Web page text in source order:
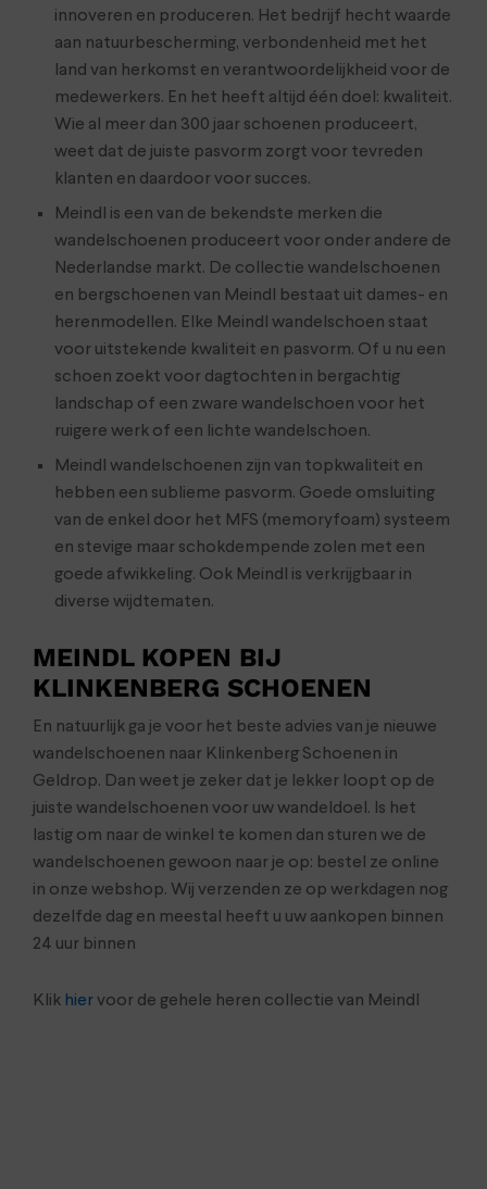
innoveren en produceren. Het bedrijf hecht waarde
aan natuurbescherming, verbondenheid met het
land van herkomst en verantwoordelijkheid voor de
medewerkers. En het heeft altijd één doel: kwaliteit.
Wie al meer dan 300 jaar schoenen produceert,
weet dat de juiste pasvorm zorgt voor tevreden
klanten en daardoor voor succes.
Meindl is een van de bekendste merken die
wandelschoenen produceert voor onder andere de
Nederlandse markt. De collectie wandelschoenen
en bergschoenen van Meindl bestaat uit dames- en
herenmodellen. Elke Meindl wandelschoen staat
voor uitstekende kwaliteit en pasvorm. Of u nu een
schoen zoekt voor dagtochten in bergachtig
landschap of een zware wandelschoen voor het
ruigere werk of een lichte wandelschoen.
Meindl wandelschoenen zijn van topkwaliteit en
hebben een sublieme pasvorm. Goede omsluiting
van de enkel door het MFS (memoryfoam) systeem
en stevige maar schokdempende zolen met een
goede afwikkeling. Ook Meindl is verkrijgbaar in
diverse wijdtematen.
MEINDL KOPEN BIJ
KLINKENBERG SCHOENEN
En natuurlijk ga je voor het beste advies van je nieuwe
wandelschoenen naar Klinkenberg Schoenen in
Geldrop. Dan weet je zeker dat je lekker loopt op de
juiste wandelschoenen voor uw wandeldoel. Is het
lastig om naar de winkel te komen dan sturen we de
wandelschoenen gewoon naar je op: bestel ze online
in onze webshop. Wij verzenden ze op werkdagen nog
dezelfde dag en meestal heeft u uw aankopen binnen
24 uur binnen
Klik hiervoor de gehele heren collectie van Meindl